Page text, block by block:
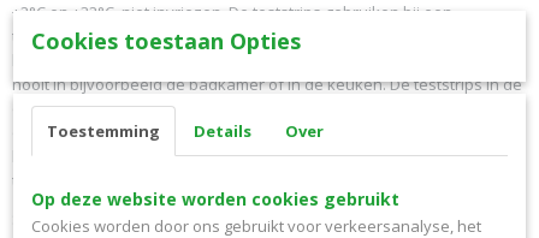
+2°C en +32°C, niet invriezen. De teststrips gebruiken bij een
temperatuur tussen +5°C en +45°C en bij een relatieve
luchtvochtigheid tussen 10% en 90%. Bewaar de teststrips daarom
nooit in bijvoorbeeld de badkamer of in de keuken. De teststrips in de
originele flacon bewaren en na het openen van de flacon deze
onmiddellijk sluiten, zodat de strips droog blijven. De teststrips zijn
houdbaar tot de datum aangegeven op de verpakking. Gooi de
teststrips weg wanneer ze vervallen zijn.
Specificatie:
Cookies toestaan Opties
Toestemming Details Over
Op deze website worden cookies gebruikt
Cookies worden door ons gebruikt voor verkeersanalyse, het